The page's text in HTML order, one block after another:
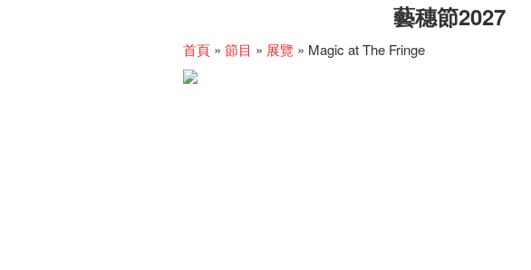
藝穗節2027
首頁 » 節目 » 展覽 » Magic at The Fringe